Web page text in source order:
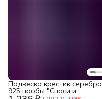
Подвеска крестик серебро
925 пробы "Спаси и